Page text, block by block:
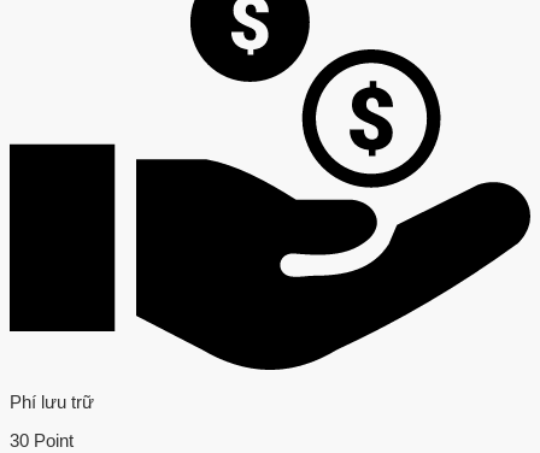
Phí lưu trữ
30 Point